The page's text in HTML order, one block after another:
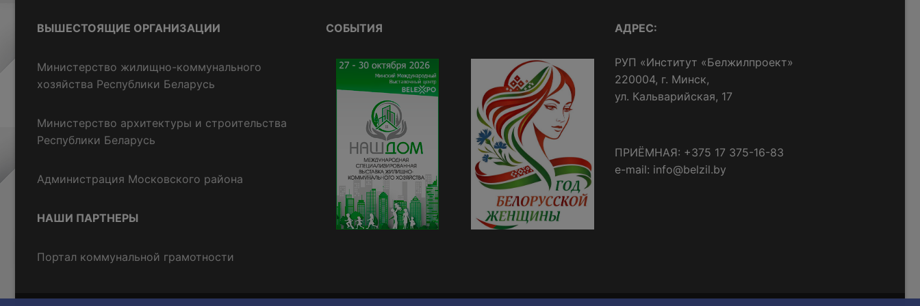
ВЫШЕСТОЯЩИЕ ОРГАНИЗАЦИИ
Министерство жилищно-коммунального
хозяйства Республики Беларусь
Министерство архитектуры и строительства
Республики Беларусь
Администрация Московского района
НАШИ ПАРТНЕРЫ
Портал коммунальной грамотности
СОБЫТИЯ АДРЕС:
РУП «Институт «Белжилпроект»
220004, г. Минск,
ул. Кальварийская, 17
ПРИЁМНАЯ: +375 17 375-16-83
e-mail: info@belzil.by